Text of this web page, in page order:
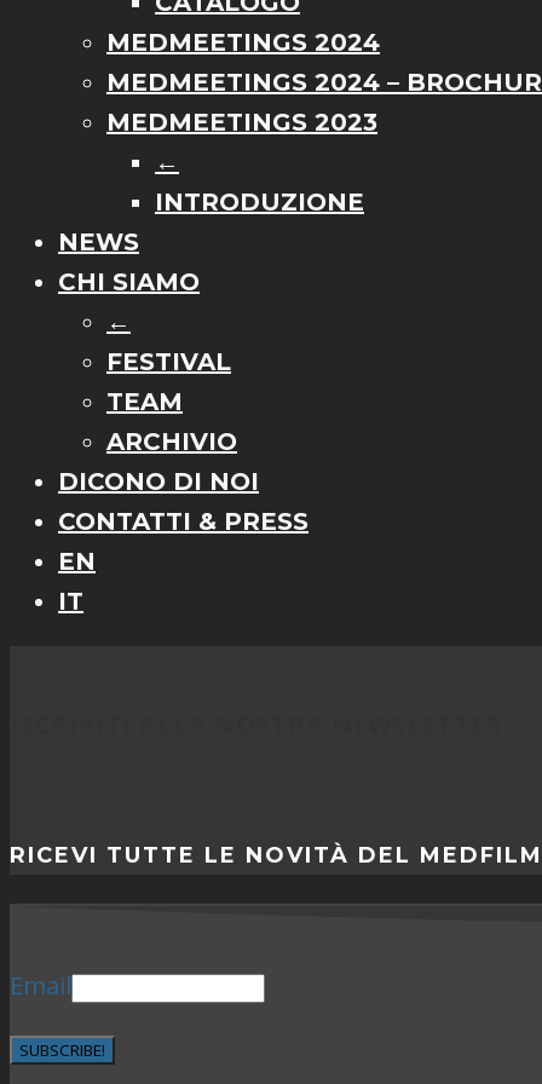
MEDMEETINGS 2024
MEDMEETINGS 2024 –
MEDMEETINGS 2023
←
INTRODUZIONE
NEWS
CHI SIAMO
←
FESTIVAL
TEAM
ARCHIVIO
DICONO DI NOI
CONTATTI & PRESS
EN
IT
RICEVI TUTTE LE NOVITÀ DEL MEDFILM
Email
SUBSCRIBE!